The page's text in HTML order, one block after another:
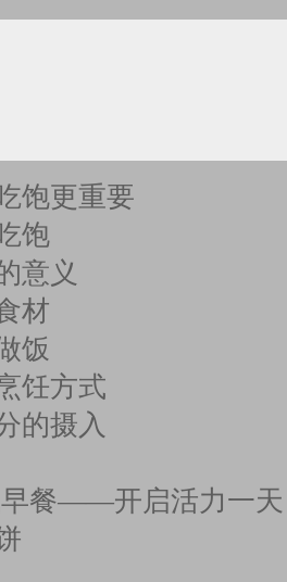
饱更重要
饱
意义
材
饭
饪方式
的摄入
早餐——开启活力一天